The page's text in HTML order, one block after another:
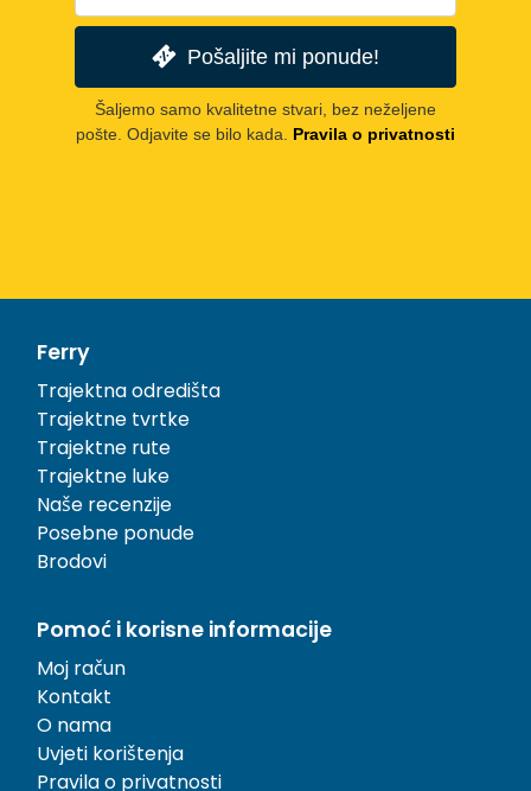
Pošaljite mi ponude!
Šaljemo samo kvalitetne stvari, bez neželjene
pošte. Odjavite se bilo kada.
Pravila o privatnosti
Ferry
Trajektna odredišta
Trajektne tvrtke
Trajektne rute
Trajektne luke
Naše recenzije
Posebne ponude
Brodovi
Pomoć i korisne informacije
Moj račun
Kontakt
O nama
Uvjeti korištenja
Pravila o privatnosti